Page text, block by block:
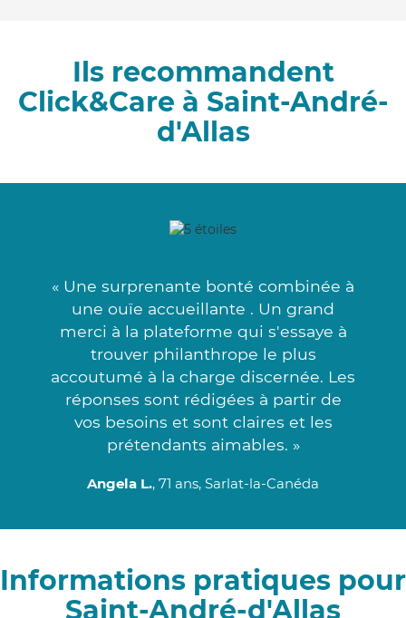
Ils recommandent
Click&Care à Saint-André-
d'Allas
« Une surprenante bonté combinée à
une ouïe accueillante . Un grand
merci à la plateforme qui s'essaye à
trouver philanthrope le plus
accoutumé à la charge discernée. Les
réponses sont rédigées à partir de
vos besoins et sont claires et les
prétendants aimables. »
Angela L., 71 ans, Sarlat-la-Canéda
Informations pratiques pour
Saint-André-d'Allas